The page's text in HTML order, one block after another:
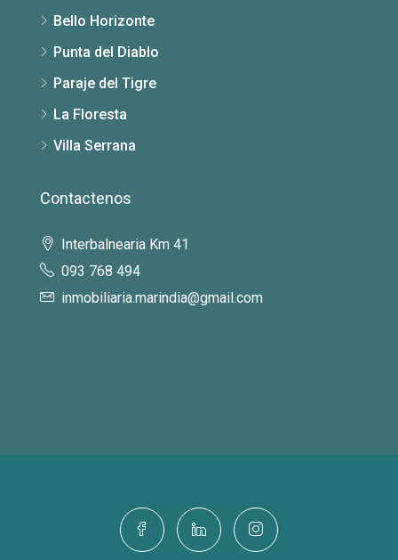
Bello Horizonte
Punta del Diablo
Paraje del Tigre
La Floresta
Villa Serrana
Contactenos
Interbalnearia Km 41
093 768 494
inmobiliaria.marindia@gmail.com